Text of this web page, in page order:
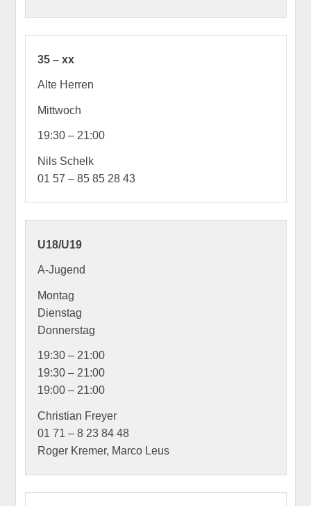
35 – xx
Alte Herren
Mittwoch
19:30 – 21:00
Nils Schelk
01 57 – 85 85 28 43
U18/U19
A-Jugend
Montag
Dienstag
Donnerstag
19:30 – 21:00
19:30 – 21:00
19:00 – 21:00
Christian Freyer
01 71 – 8 23 84 48
Roger Kremer, Marco Leus